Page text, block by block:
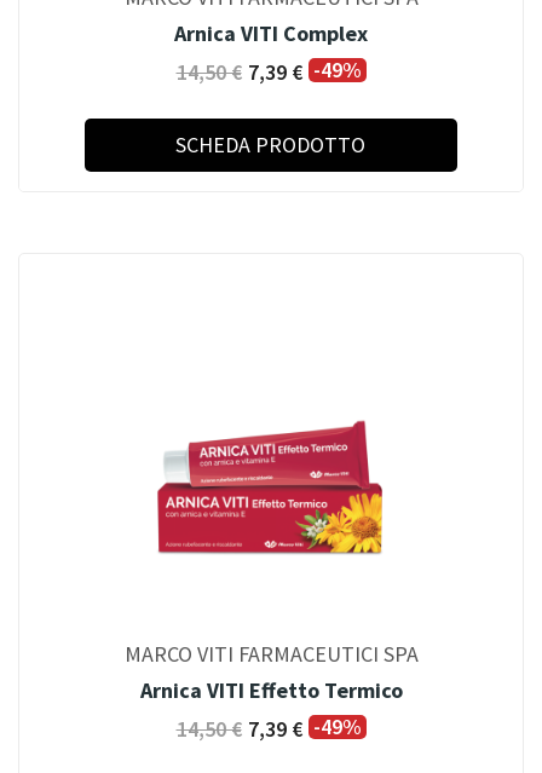
Arnica VITI Complex
14,50 € 7,39 € -49%
SCHEDA PRODOTTO
MARCO VITI FARMACEUTICI SPA
Arnica VITI Effetto Termico
14,50 € 7,39 € -49%